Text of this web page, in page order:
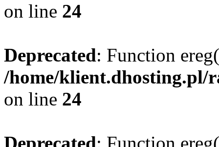
on line 24
Deprecated: Function
/home/klient.dhosting.pl/
on line 24